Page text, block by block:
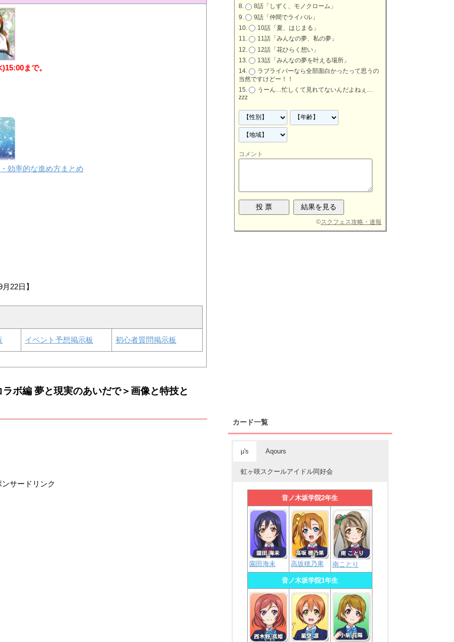
まで。
効率的な進め方まとめ
月22日】
イベント予想掲示板 初心者質問掲示板
ボ編 夢と現実のあいだで＞画像と特技と
ンサードリンク
8話「しずく、モノクローム」
9話「仲間でライバル」
10話「夏、はじまる」
11話「みんなの夢、私の夢」
12話「花ひらく想い」
13話「みんなの夢を叶える場所」
ラブライバーなら全部面白かったって思うの
当然ですけどー！！
うーん…忙しくて見れてないんだよねぇ…
zzz
コメント
©スクフェス攻略・速報
カード一覧
μ's Aqours
虹ヶ咲スクールアイドル同好会
音ノ木坂学院2年生
園田海未 高坂穂乃果 南ことり
音ノ木坂学院1年生